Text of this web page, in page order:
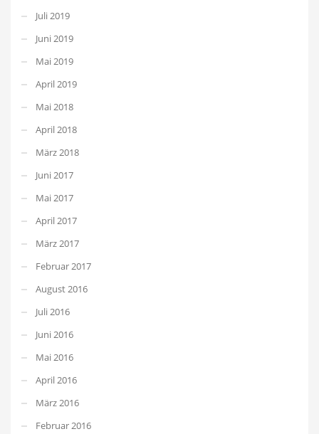
Juli 2019
Juni 2019
Mai 2019
April 2019
Mai 2018
April 2018
März 2018
Juni 2017
Mai 2017
April 2017
März 2017
Februar 2017
August 2016
Juli 2016
Juni 2016
Mai 2016
April 2016
März 2016
Februar 2016